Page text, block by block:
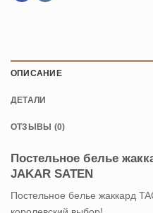
ОПИСАНИЕ
ДЕТАЛИ
ОТЗЫВЫ (0)
Постельное белье
JAKAR SATEN
Постельное белье жаккард